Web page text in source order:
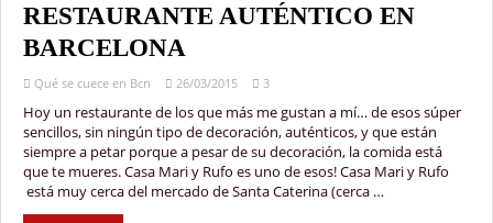
RESTAURANTE AUTÉNTICO EN
BARCELONA
Qué se cuece en Bcn 26/03/2015 3
Hoy un restaurante de los que más me gustan a mí… de esos súper
sencillos, sin ningún tipo de decoración, auténticos, y que están
siempre a petar porque a pesar de su decoración, la comida está
que te mueres. Casa Mari y Rufo es uno de esos! Casa Mari y Rufo
está muy cerca del mercado de Santa Caterina (cerca …